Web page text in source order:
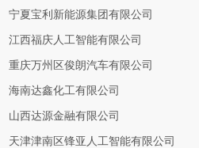
宁夏宝利新能源集团有限公司
江西福庆人工智能有限公司
重庆万州区俊朗汽车有限公司
海南达鑫化工有限公司
山西达源金融有限公司
天津津南区锋亚人工智能有限公司